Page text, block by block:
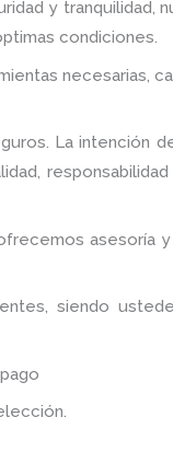
y tranquilidad,
condiciones.
necesarias,
La intención
responsabilidad
asesoría
siendo